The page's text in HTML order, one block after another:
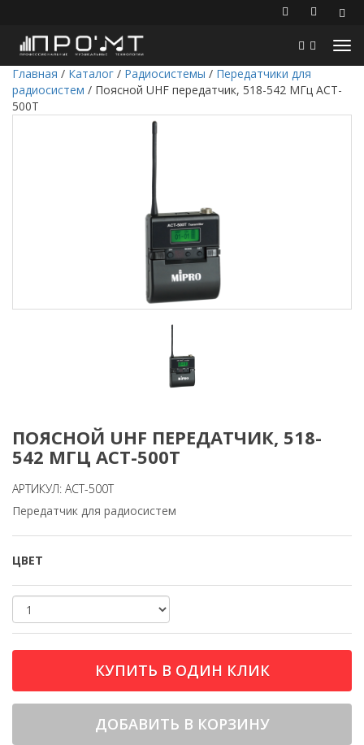
Главная / Каталог / Радиосистемы / Передатчики для
радиосистем / Поясной UHF передатчик, 518-542 МГц ACT-
500T
ПОЯСНОЙ UHF ПЕРЕДАТЧИК, 518-
542 МГЦ ACT-500T
АРТИКУЛ: ACT-500T
Передатчик для радиосистем
ЦВЕТ
КУПИТЬ В ОДИН КЛИК
ДОБАВИТЬ В КОРЗИНУ